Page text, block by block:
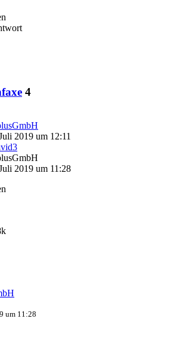
4
2019 um 12:11
2019 um 11:28
um 11:28